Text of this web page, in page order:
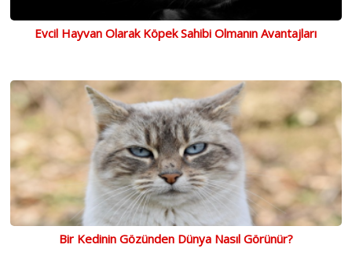
Evcil Hayvan Olarak Köpek Sahibi Olmanın Avantajları
Bir Kedinin Gözünden Dünya Nasıl Görünür?